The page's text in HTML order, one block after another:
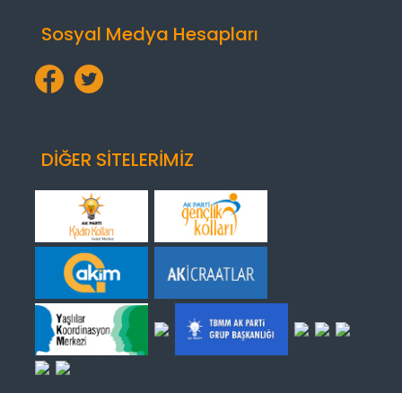
Sosyal Medya Hesapları
DİĞER SİTELERİMİZ